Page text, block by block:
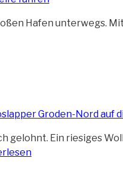
Hafen unterwegs.
gelohnt. Ein riesiges